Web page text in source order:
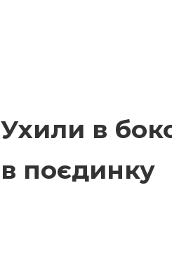
Ухили в
в поєдинку